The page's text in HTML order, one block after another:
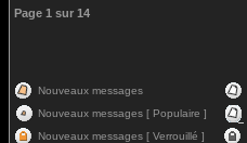
Page 1 sur 14
Nouveaux messages
Nouveaux messages [ Populaire ]
Nouveaux messages [ Verrouillé ]